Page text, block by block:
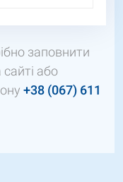
заповнити
або
+38 (067) 611